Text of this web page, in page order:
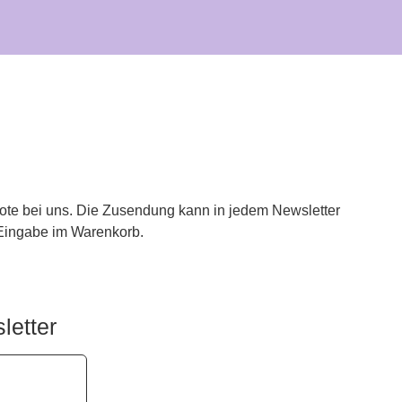
bei uns. Die Zusendung kann in jedem Newsletter
im Warenkorb.